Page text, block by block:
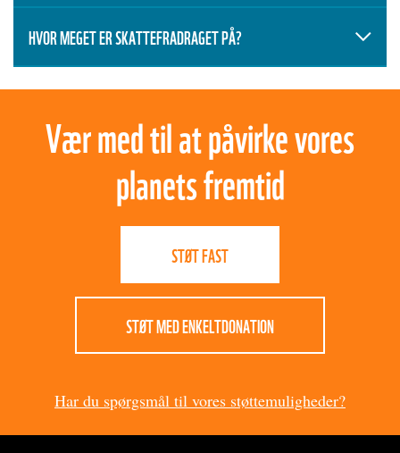
HVOR MEGET ER SKATTEFRADRAGET PÅ?
Vær med til at påvirke vores
planets fremtid
STØT FAST
STØT MED ENKELTDONATION
Har du spørgsmål til vores støttemuligheder?